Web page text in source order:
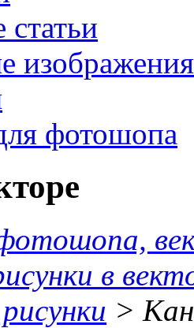
изображения
фотошопа
в
>